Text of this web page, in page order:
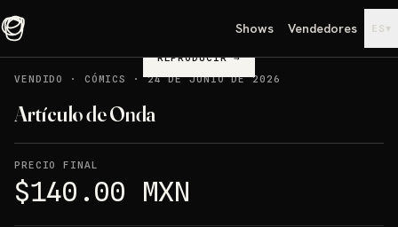
Shows Vendedores ES ▾
REPRODUCIR→
VENDIDO
· CÓMICS ·24 DE JUNIO DE 2026
Artículo de Onda
PRECIO FINAL
$140.00 MXN